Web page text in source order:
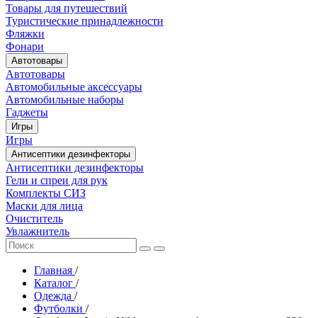
Товары для путешествий
Туристические принадлежности
Фляжки
Фонари
Автотовары
Автотовары
Автомобильные аксессуары
Автомобильные наборы
Гаджеты
Игры
Игры
Антисептики дезинфекторы
Антисептики дезинфекторы
Гели и спреи для рук
Комплекты СИЗ
Маски для лица
Очиститель
Увлажнитель
Главная /
Каталог /
Одежда /
Футболки /